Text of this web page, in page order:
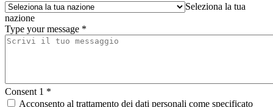
Seleziona la tua
nazione
Type your message *
Consent 1 *
Acconsento al trattamento dei dati personali come specificato